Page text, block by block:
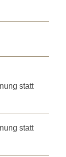
statt
statt